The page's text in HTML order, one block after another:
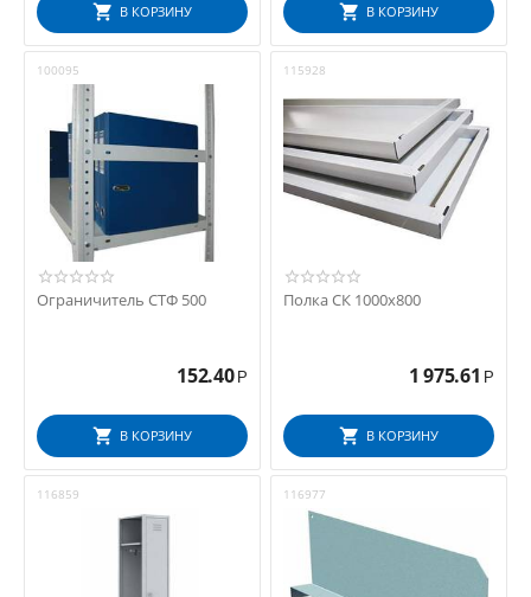
В КОРЗИНУ В КОРЗИНУ
100095
Ограничитель СТФ 500
152.40 Р
В КОРЗИНУ
115928
Полка СК 1000x800
1 975.61 Р
В КОРЗИНУ
116859 116977